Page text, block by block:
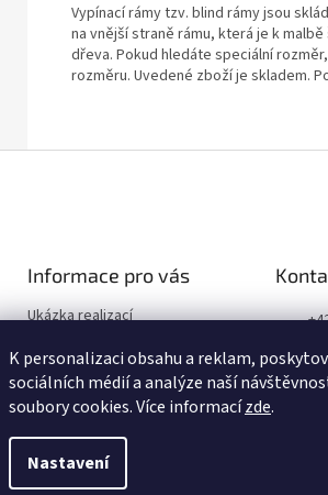
K personalizaci obsahu a reklam,
sociálních médií a analýze naší
soubory cookies. Více informacízde.
Nastavení
Vypínací rámy tzv. blind rámy jsou
na vnější straně rámu, která je k
dřeva. Pokud hledáte speciální
rozměru. Uvedené zboží je skladem.
Informace pro vás
Ukázka realizací
Ochrana osobních údajů
Upravit nastavení cookies